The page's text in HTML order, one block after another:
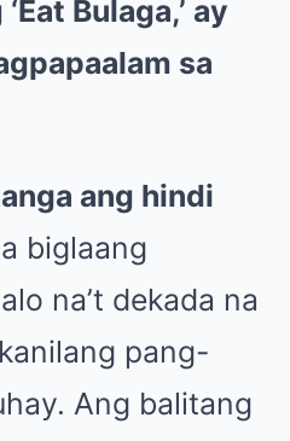
Bulaga,’ ay
sa
ang hindi
biglaang
na’t dekada na
pang-
Ang balitang